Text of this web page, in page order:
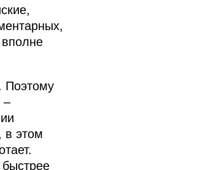
Поэтому
–
в этом